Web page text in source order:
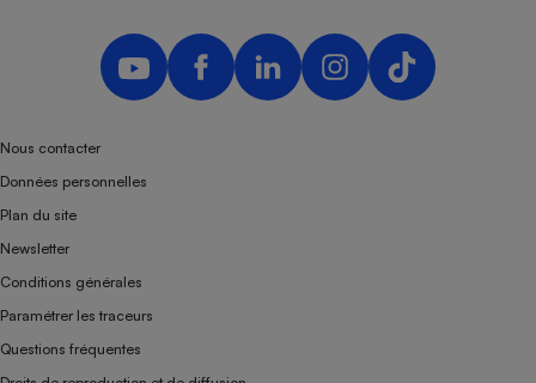
Nous contacter
Données personnelles
Plan du site
Newsletter
Conditions générales
Paramétrer les traceurs
Questions fréquentes